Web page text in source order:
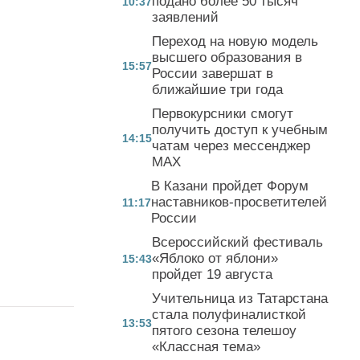
заявлений
15:57
Переход на новую модель
высшего образования в
России завершат в
ближайшие три года
14:15
Первокурсники смогут
получить доступ к учебным
чатам через мессенджер
MAX
11:17
В Казани пройдет Форум
наставников-просветителей
России
15:43
Всероссийский фестиваль
«Яблоко от яблони»
пройдет 19 августа
13:53
Учительница из Татарстана
стала полуфиналисткой
пятого сезона телешоу
«Классная тема»